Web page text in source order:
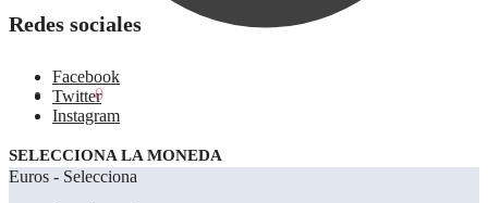
0.00€ 0
Redes sociales
Facebook
Twitter
Instagram
SELECCIONA LA MONEDA
Euros - Selecciona